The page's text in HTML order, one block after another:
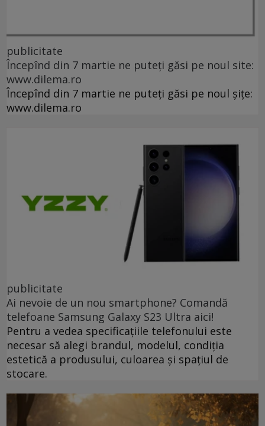
publicitate
Începînd din 7 martie ne puteți găsi pe noul site:
www.dilema.ro
Începînd din 7 martie ne puteți găsi pe noul șițe:
www.dilema.ro
publicitate
Ai nevoie de un nou smartphone? Comandă
telefoane Samsung Galaxy S23 Ultra aici!
Pentru a vedea specificațiile telefonului este
necesar să alegi brandul, modelul, condiția
estetică a produsului, culoarea și spațiul de
stocare.